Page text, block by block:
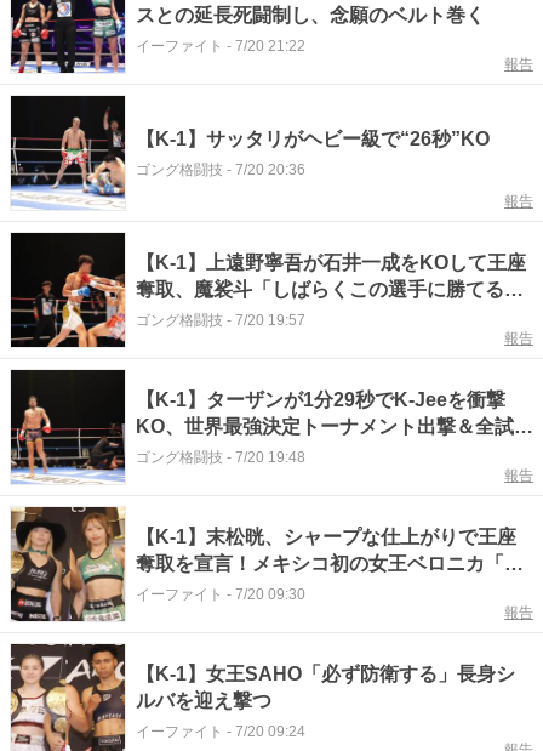
スとの延長死闘制し、念願のベルト巻く
イーファイト - 7/20 21:22
報告
【K-1】サッタリがヘビー級で“26秒”KO
ゴング格闘技 - 7/20 20:36
報告
【K-1】上遠野寧吾が石井一成をKOして王座
奪取、魔裟斗「しばらくこの選手に勝てる選
手はいなそう」
ゴング格闘技 - 7/20 19:57
報告
【K-1】ターザンが1分29秒でK-Jeeを衝撃
KO、世界最強決定トーナメント出撃＆全試合
KOで優勝宣言
ゴング格闘技 - 7/20 19:48
報告
【K-1】末松晄、シャープな仕上がりで王座
奪取を宣言！メキシコ初の女王ベロニカ「恥
じない試合を」
イーファイト - 7/20 09:30
報告
【K-1】女王SAHO「必ず防衛する」長身シ
ルバを迎え撃つ
イーファイト - 7/20 09:24